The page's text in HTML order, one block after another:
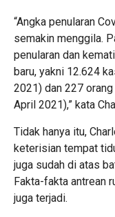
“Angka penularan
semakin menggila.
penularan dan
baru, yakni 12.624
2021) dan 227
April 2021),” kata
Tidak hanya itu,
keterisian tempat
juga sudah di atas
Fakta-fakta antrean
juga terjadi.